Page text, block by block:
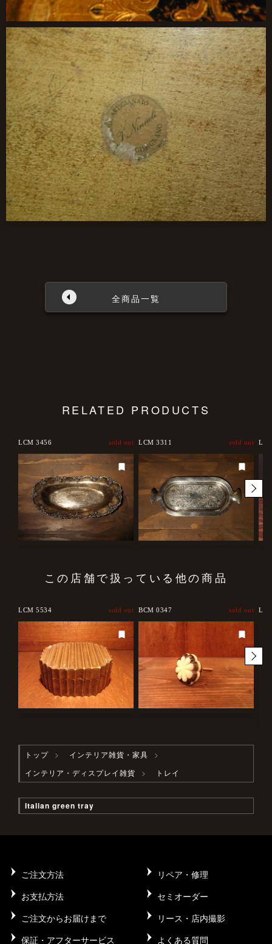
全商品一覧
RELATED PRODUCTS
LCM 3456 sold out LCM 3311 sold out
この店舗で扱っている他の商品
LCM 5534 sold out BCM 0347 sold out
トップ
インテリア雑貨・家具
インテリア・ディスプレイ雑貨
トレイ
Italian green tray
ご注文方法
リペア・修理
お支払方法
セミオーダー
ご注文からお届けまで
リース・店内撮影
保証・アフターサービス
よくある質問